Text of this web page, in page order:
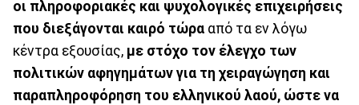
οι πληροφοριακές και ψυχολογικές επιχειρήσεις
που διεξάγονται καιρό τώρα από τα εν λόγω
κέντρα εξουσίας, με στόχο τον έλεγχο των
πολιτικών αφηγημάτων για τη χειραγώγηση και
παραπληροφόρηση του ελληνικού λαού, ώστε να